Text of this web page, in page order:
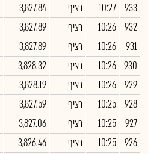
933
10:27 רציף 3,827.84
932
10:26 רציף 3,827.89
931
10:26 רציף 3,827.89
930
10:26 רציף 3,828.32
929
10:26 רציף 3,828.19
928
10:25 רציף 3,827.59
927
10:25 רציף 3,827.06
926
10:25 רציף 3,826.46